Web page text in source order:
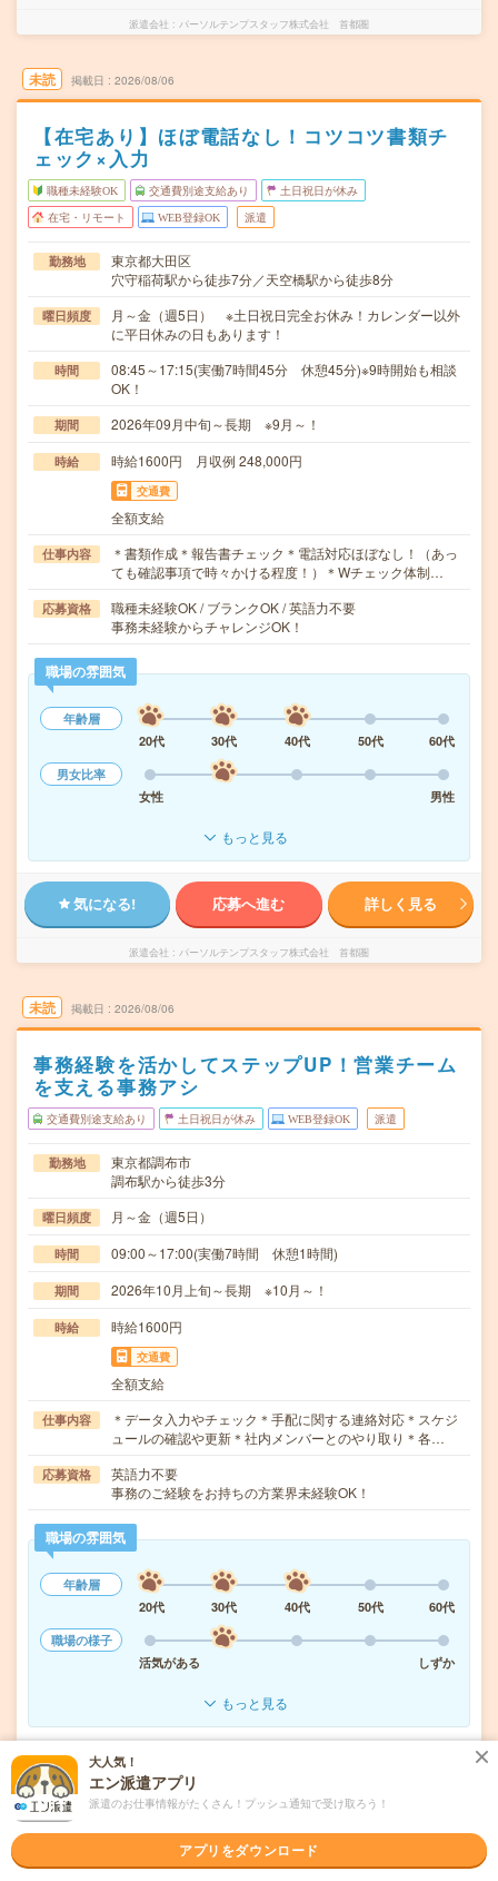
派遣会社 パーソルテンプスタッフ株式会社 首都圏
未読 掲載日 2026/08/06
【在宅あり】ほぼ電話なし！コツコツ書類チ
ェック×入力
職種未経験OK 交通費別途支給あり 土日祝日が休み
在宅・リモート WEB登録OK 派遣
勤務地
東京都大田区
穴守稲荷駅から徒歩7分／天空橋駅から徒歩8分
曜日頻度
月～金（週5日） ※土日祝日完全お休み！カレンダー以外
に平日休みの日もあります！
時間
08:45～17:15(実働7時間45分 休憩45分)※9時開始も相談
OK！
期間 2026年09月中旬～長期 ※9月～！
時給 時給1600円 月収例 248,000円
交通費
全額支給
仕事内容
＊書類作成＊報告書チェック＊電話対応ほぼなし！（あっ
ても確認事項で時々かける程度！）＊Wチェック体制…
応募資格
職種未経験OK / ブランクOK / 英語力不要
事務未経験からチャレンジOK！
職場の雰囲気
年齢層
20代
30代 40代 50代
60代
男女比率
女性
男性
もっと見る
気になる! 応募へ進む 詳しく見る
派遣会社 パーソルテンプスタッフ株式会社 首都圏
未読 掲載日 2026/08/06
事務経験を活かしてステップUP！営業チーム
を支える事務アシ
交通費別途支給あり 土日祝日が休み WEB登録OK 派遣
勤務地
東京都調布市
調布駅から徒歩3分
曜日頻度 月～金（週5日）
時間 09:00～17:00(実働7時間 休憩1時間)
期間 2026年10月上旬～長期 ※10月～！
時給 時給1600円
交通費
全額支給
仕事内容
＊データ入力やチェック＊手配に関する連絡対応＊スケジ
ュールの確認や更新＊社内メンバーとのやり取り＊各…
応募資格
英語力不要
事務のご経験をお持ちの方業界未経験OK！
職場の雰囲気
年齢層
20代
30代 40代 50代
60代
職場の様子
活気がある
しずか
もっと見る
気になる!
未読
大人気！
エン派遣アプリ
派遣のお仕事情報がたくさん！プッシュ通知で受け取ろう！
アプリをダウンロード